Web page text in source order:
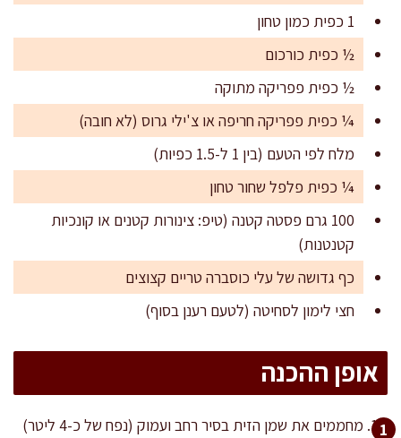
1 כפית כמון טחון
½ כפית כורכום
½ כפית פפריקה מתוקה
¼ כפית פפריקה חריפה או צ'ילי גרוס (לא חובה)
מלח לפי הטעם (בין 1 ל-1.5 כפיות)
¼ כפית פלפל שחור טחון
100 גרם פסטה קטנה (טיפ: צינורות קטנים או קונכיות
קטנטנות)
כף גדושה של עלי כוסברה טריים קצוצים
חצי לימון לסחיטה (לטעם רענן בסוף)
אופן ההכנה
מחממים את שמן הזית בסיר רחב ועמוק (נפח של כ-4 ליטר)